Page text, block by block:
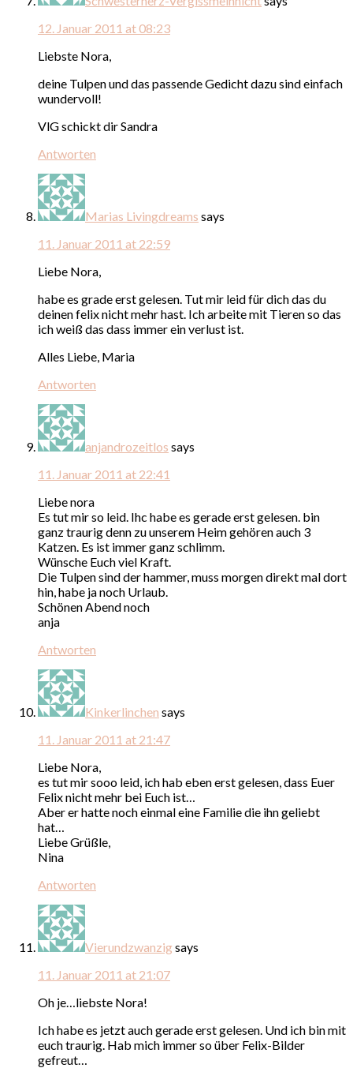
12. Januar 2011 at 08:23
Liebste Nora,
deine Tulpen und das passende Gedicht dazu sind einfach
wundervoll!
VlG schickt dir Sandra
Antworten
Marias Livingdreams says
11. Januar 2011 at 22:59
Liebe Nora,
habe es grade erst gelesen. Tut mir leid für dich das du
deinen felix nicht mehr hast. Ich arbeite mit Tieren so das
ich weiß das dass immer ein verlust ist.
Alles Liebe, Maria
Antworten
anjandrozeitlos says
11. Januar 2011 at 22:41
Liebe nora
Es tut mir so leid. Ihc habe es gerade erst gelesen. bin
ganz traurig denn zu unserem Heim gehören auch 3
Katzen. Es ist immer ganz schlimm.
Wünsche Euch viel Kraft.
Die Tulpen sind der hammer, muss morgen direkt mal dort
hin, habe ja noch Urlaub.
Schönen Abend noch
anja
Antworten
Kinkerlinchen says
11. Januar 2011 at 21:47
Liebe Nora,
es tut mir sooo leid, ich hab eben erst gelesen, dass Euer
Felix nicht mehr bei Euch ist…
Aber er hatte noch einmal eine Familie die ihn geliebt
hat…
Liebe Grüßle,
Nina
Antworten
Vierundzwanzigsays
11. Januar 2011 at 21:07
Oh je…liebste Nora!
Ich habe es jetzt auch gerade erst gelesen. Und ich bin mit
euch traurig. Hab mich immer so über Felix-Bilder
gefreut…